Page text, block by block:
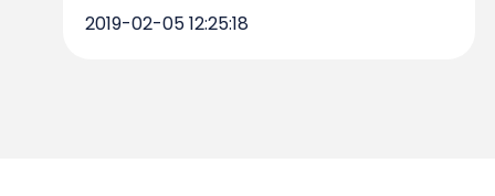
2019-02-05 12:25:18